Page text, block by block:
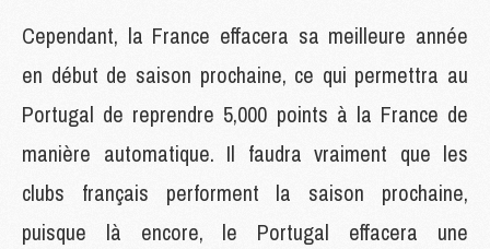
Cependant, la France effacera sa meilleure année
en début de saison prochaine, ce qui permettra au
Portugal de reprendre 5,000 points à la France de
manière automatique. Il faudra vraiment que les
clubs français performent la saison prochaine,
puisque là encore, le Portugal effacera une